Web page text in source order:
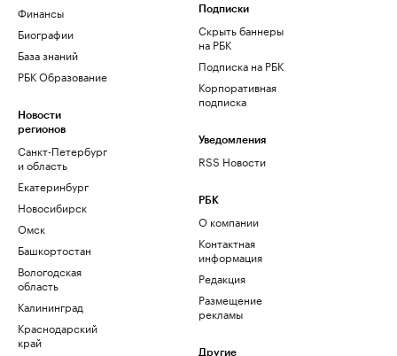
Финансы
Биографии
База знаний
РБК Образование
Новости
регионов
Санкт-Петербург
и область
Екатеринбург
Новосибирск
Омск
Башкортостан
Вологодская
область
Калининград
Краснодарский
край
Подписки
Скрыть баннеры
на РБК
Подписка на РБК
Корпоративная
подписка
Уведомления
RSS Новости
РБК
О компании
Контактная
информация
Редакция
Размещение
рекламы
Другие